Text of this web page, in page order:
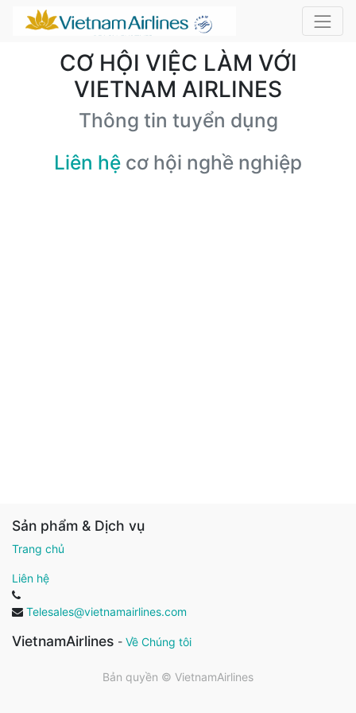
CƠ HỘI VIỆC LÀM VỚI
VIETNAM AIRLINES
Thông tin tuyển dụng
Liên hệ cơ hội nghề nghiệp
Sản phẩm & Dịch vụ
Trang chủ
Liên hệ
Telesales@vietnamairlines.com
VietnamAirlines - Về Chúng tôi
Bản quyền © VietnamAirlines